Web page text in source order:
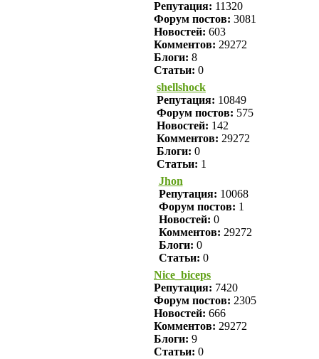
Репутация: 11320
Форум постов: 3081
Новостей: 603
Комментов: 29272
Блоги: 8
Статьи: 0
shellshock
Репутация: 10849
Форум постов: 575
Новостей: 142
Комментов: 29272
Блоги: 0
Статьи: 1
Jhon
Репутация: 10068
Форум постов: 1
Новостей: 0
Комментов: 29272
Блоги: 0
Статьи: 0
Nice_biceps
Репутация: 7420
Форум постов: 2305
Новостей: 666
Комментов: 29272
Блоги: 9
Статьи: 0